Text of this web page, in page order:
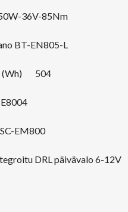
36V-85Nm
BT-EN805-L
504
EM800
DRL päivävalo 6-12V